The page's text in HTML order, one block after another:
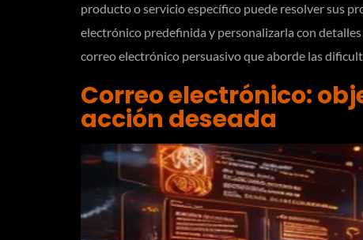
producto o servicio específico puede resolver sus
electrónico predefinida y personalizarla con
correo electrónico persuasivo que aborde las
Correo electrónico:
acción deseada